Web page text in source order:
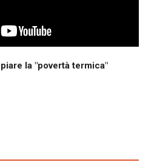
la "povertà termica"